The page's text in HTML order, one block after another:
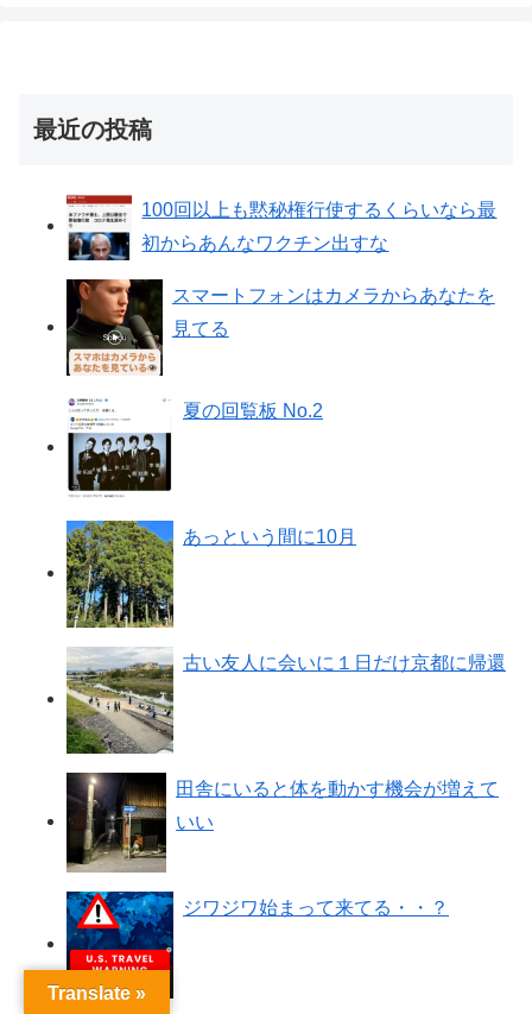
最近の投稿
100回以上も黙秘権行使するくらいなら最
初からあんなワクチン出すな
スマートフォンはカメラからあなたを
見てる
夏の回覧板 No.2
あっという間に10月
古い友人に会いに１日だけ京都に帰還
田舎にいると体を動かす機会が増えて
いい
ジワジワ始まって来てる・・？
Translate »